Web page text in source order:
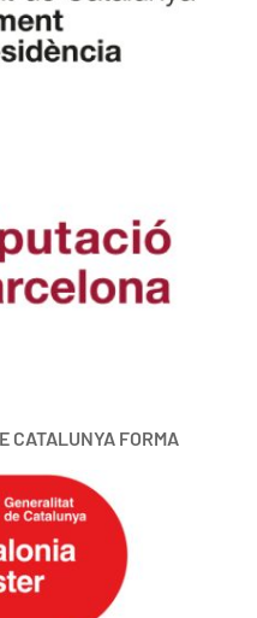
CATALUNYA FORMA